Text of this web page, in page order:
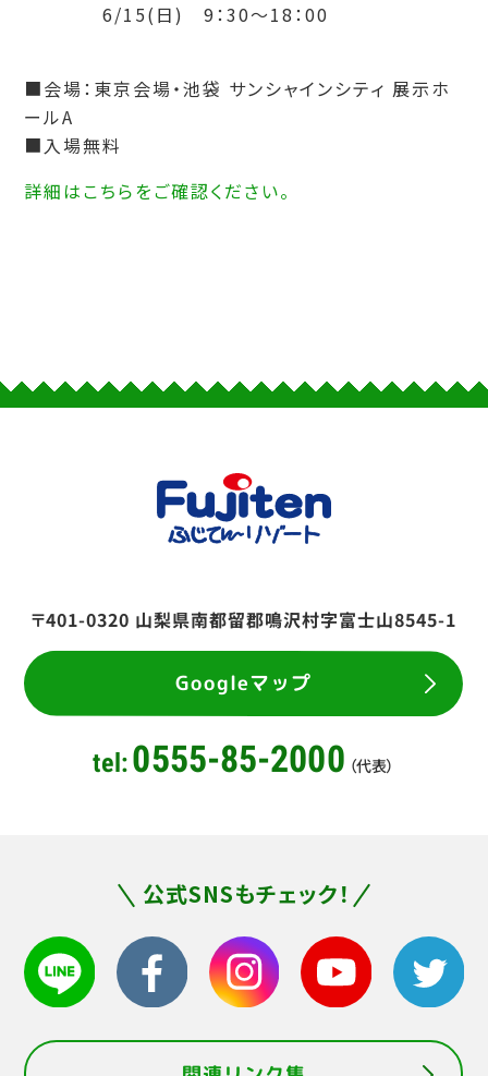
6/15(日) 9：30～18：00
■会場：東京会場・池袋 サンシャインシティ 展示ホ
ールA
■入場無料
詳細はこちらをご確認ください。
〒401-0320 山梨県南都留郡鳴沢村字富士山8545-1
Googleマップ
tel:0555-85-2000 （代表）
公式SNSもチェック！